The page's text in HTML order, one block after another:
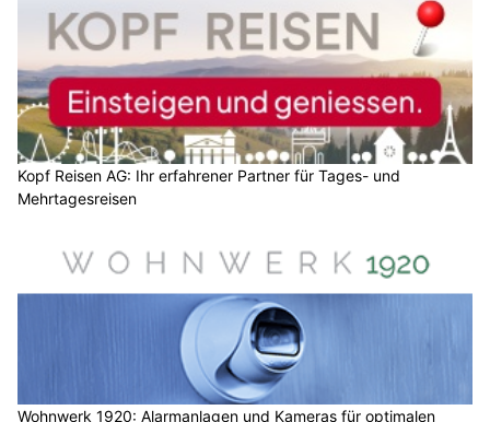
Kopf Reisen AG: Ihr erfahrener Partner für Tages- und
Mehrtagesreisen
Wohnwerk 1920: Alarmanlagen und Kameras für optimalen